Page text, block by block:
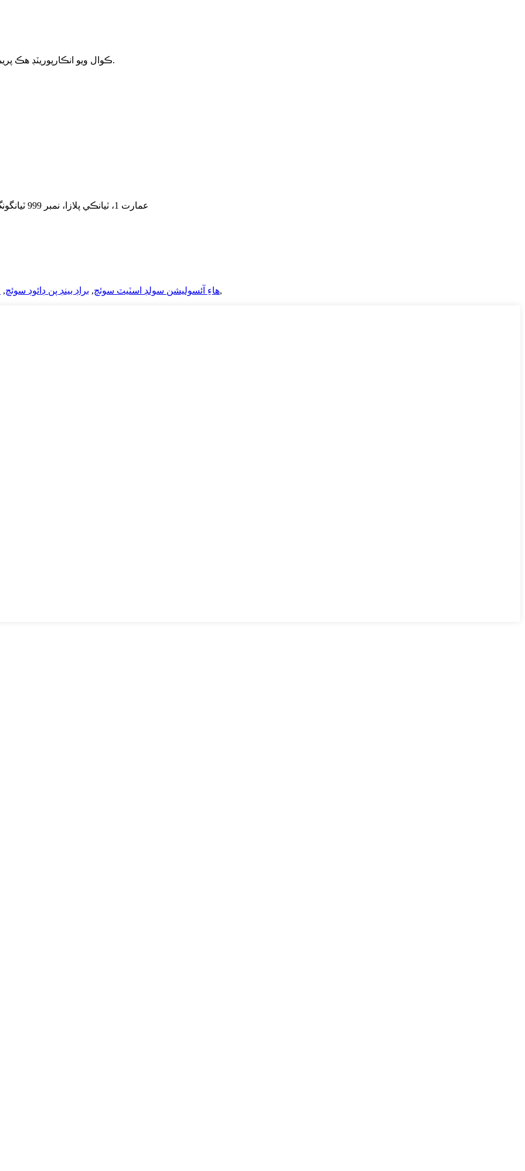
ڪوال ويو انڪارپوريٽڊ هڪ پريميئم ڊيزائنر ۽ مائڪرو ويڪرو ۽ مليميٽر ويو پراڊڪٽس جو ٺاهيندڙ آهي.
شامل ڪريو: 5F، عمارت 1، ٽيانڪي پلازا، نمبر 999 ٽيانگونگ ايونيو، ٽيانفو نيو ايريا، چينگدو، 610213، چين
هاءِ آئسوليشن سولڊ اسٽيٽ سوئچ, براڊ بينڊ پن ڊائوڊ سوئچ, ,